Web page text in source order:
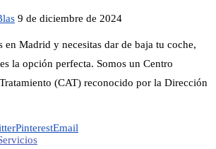
9 de diciembre de 2024
en Madrid y necesitas dar de baja tu coche,
la opción perfecta. Somos un Centro
(CAT) reconocido por la Dirección
PinterestEmail